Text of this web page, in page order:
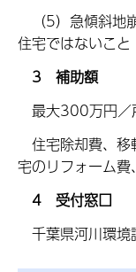
（5）急傾斜地
住宅ではないこと
3 補助額
最大300万円／
住宅除却費、移
宅のリフォーム
4 受付窓口
千葉県河川環境